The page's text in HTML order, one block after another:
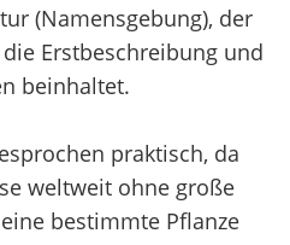
(Namensgebung), der
Erstbeschreibung und
beinhaltet.
praktisch, da
weltweit ohne große
bestimmte Pflanze